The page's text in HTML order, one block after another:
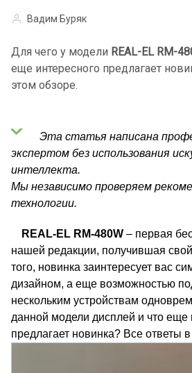
Вадим Буряк
Для чего у модели REAL-EL RM-
еще интересного предлагает
этом обзоре.
Эта статья написана
экспертом без использования
интеллекта.
Мы независимо проверяем
технологии.
REAL-EL RM-480W – первая
нашей редакции, получившая
того, новинка заинтересует вас
дизайном, а еще возможностью
нескольким устройствам
данной модели дисплей и что еще
предлагает новинка? Все ответы